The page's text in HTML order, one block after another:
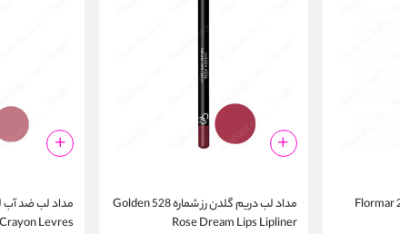
مداد لب ضد آب فلورمار 239 Flormar
مداد لب دریم گلدن رز شماره 528 Golden
Rose Dream Lips Lipliner
Levres